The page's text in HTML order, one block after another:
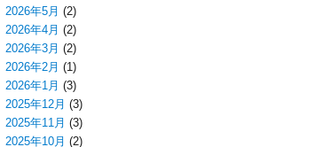
2026年5月 (2)
2026年4月 (2)
2026年3月 (2)
2026年2月 (1)
2026年1月 (3)
2025年12月 (3)
2025年11月 (3)
2025年10月 (2)